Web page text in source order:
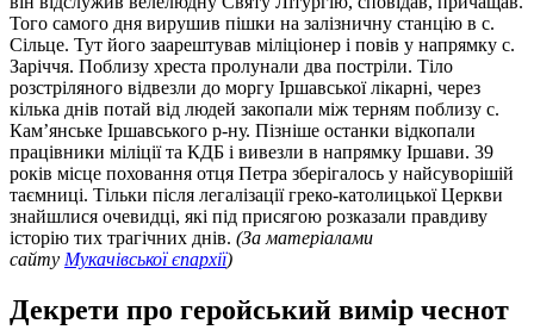
Того самого дня вирушив пішки на залізничну станцію в с.
Сільце. Тут його заарештував міліціонер і повів у напрямку с.
Заріччя. Поблизу хреста пролунали два постріли. Тіло
розстріляного відвезли до моргу Іршавської лікарні, через
кілька днів потай від людей закопали між терням поблизу с.
Кам’янське Іршавського р-ну. Пізніше останки відкопали
працівники міліції та КДБ і вивезли в напрямку Іршави. 39
років місце поховання отця Петра зберігалось у найсуворішій
таємниці. Тільки після легалізації греко-католицької Церкви
знайшлися очевидці, які під присягою розказали правдиву
історію тих трагічних днів. (За матеріалами
сайту Мукачівської єпархії)
Декрети про геройський вимір чеснот